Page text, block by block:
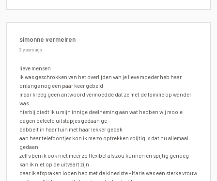
simonne vermeiren
2 years ago
lieve mensen
ik was geschrokken van het overlijden van je lieve moeder heb haar
onlangs nog een paar keer gebeld
maar kreeg geen antwoord vermoedde dat ze met de familie op wandel
was
hierbij biedt ik u mijn innige deelneming aan wat hebben wij mooie
dagen beleefd uitstapjes gedaan ge -
babbelt in haar tuin met haar lekker gebak
aan haar telefoontjes kon ik me zo optrekken spijtig is dat nu allemaal
gedaan
zelfs ben ik ook niet meer zo flexibel als zou kunnen en spijtig genoeg
kan ik niet op de uitvaart zijn
daar ik afspraken lopen heb met de kinesiste - Maria was een sterke vrouw